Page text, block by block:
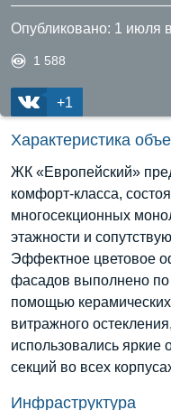
Опубликовано: 1 июля
1 588
+1
Характеристика
ЖК «Европейский»
комфорт-класса,
многосекционных
этажности и
Эффектное цветовое
фасадов выполнено по
помощью керамических
витражного
использовались
секций во всех
Инфраструктура